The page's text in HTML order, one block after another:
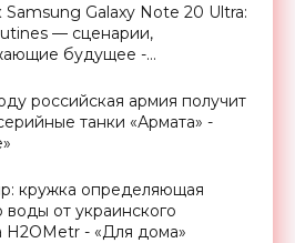
Samsung Galaxy Note 20 Ultra:
— сценарии,
будущее -
российская армия получит
танки «Армата» -
кружка определяющая
воды от украинского
H2OMetr - «Для дома»